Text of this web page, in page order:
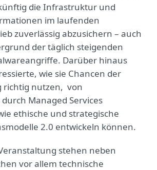
die Infrastruktur und
im laufenden
zuverlässig abzusichern – auch
der täglich steigenden
Darüber hinaus
wie sie Chancen der
richtig nutzen, von
Managed Services
ethische und strategische
2.0 entwickeln können.
stehen neben
vor allem technische